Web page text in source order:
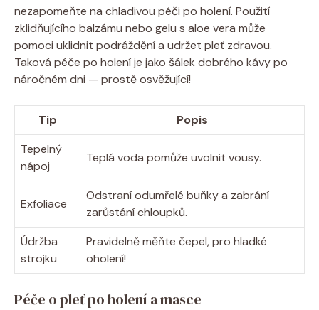
nezapomeňte na chladivou péči po holení. Použití
zklidňujícího balzámu nebo gelu s aloe vera může
pomoci uklidnit podráždění a udržet pleť zdravou.
Taková péče po holení je jako šálek dobrého kávy po
náročném dni — prostě osvěžující!
Tip
Popis
Tepelný
nápoj
Teplá voda pomůže uvolnit vousy.
Exfoliace
Odstraní odumřelé buňky a zabrání
zarůstání chloupků.
Údržba
strojku
Pravidelně měňte čepel, pro hladké
oholení!
Péče o pleť po holení a masce